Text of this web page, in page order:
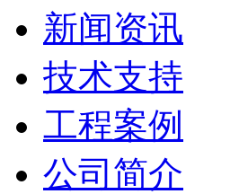
新闻资讯
技术支持
工程案例
公司简介